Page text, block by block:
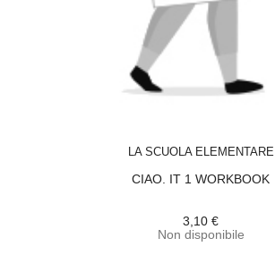
LA SCUOLA ELEMENTARE
CIAO. IT 1 WORKBOOK
3,10 €
Non disponibile